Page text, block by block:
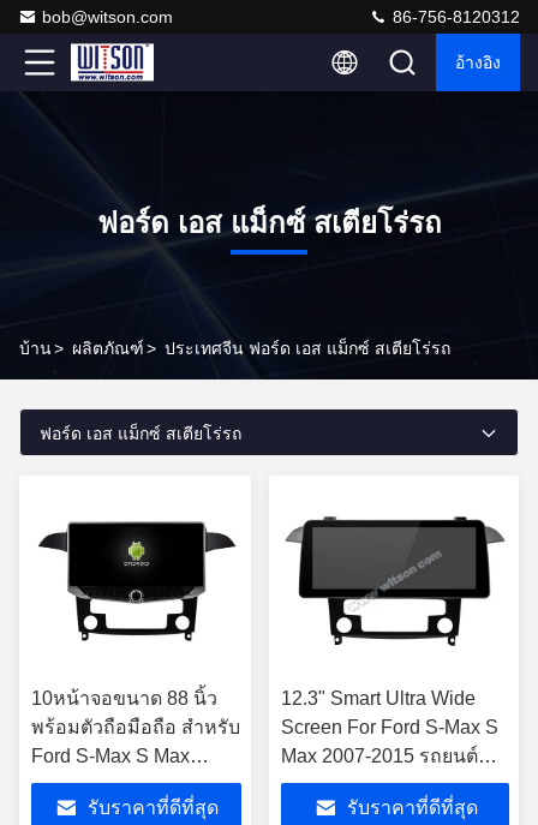
bob@witson.com 86-756-8120312
อ้างอิง
ฟอร์ด เอส แม็กซ์ สเตียโร่รถ
บ้าน> ผลิตภัณฑ์> ประเทศจีน ฟอร์ด เอส แม็กซ์ สเตียโร่รถ
ฟอร์ด เอส แม็กซ์ สเตียโร่รถ
10หน้าจอขนาด 88 นิ้ว
พร้อมตัวถือมือถือ สําหรับ
Ford S-Max S Max
2007-2015 มัลติมีเดีย ส
เตเรีย GPS CarPlay
รับราคาที่ดีที่สุด
12.3" Smart Ultra Wide
Screen For Ford S-Max S
Max 2007-2015 รถยนต์
วิดีโอสัมผัส QLED สเตเรีย
รับราคาที่ดีที่สุด